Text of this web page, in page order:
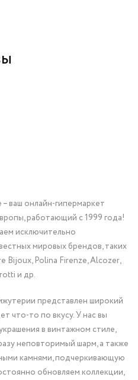
ваш онлайн-гипермаркет
работающий с 1999 года!
исключительно
мировых брендов, таких
Bijoux, Polina Firenze, Alcozer,
и др.
представлен широкий
что-то по вкусу. У нас вы
в винтажном стиле,
неповторимый шарм, а также
камнями, подчеркивающую
обновляем коллекции,